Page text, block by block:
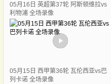
05月16日 英超第37轮 阿斯顿维拉vs
利物浦 全场录像
05月15日 西甲第36轮 瓦伦西亚vs巴
列卡诺 全场录像